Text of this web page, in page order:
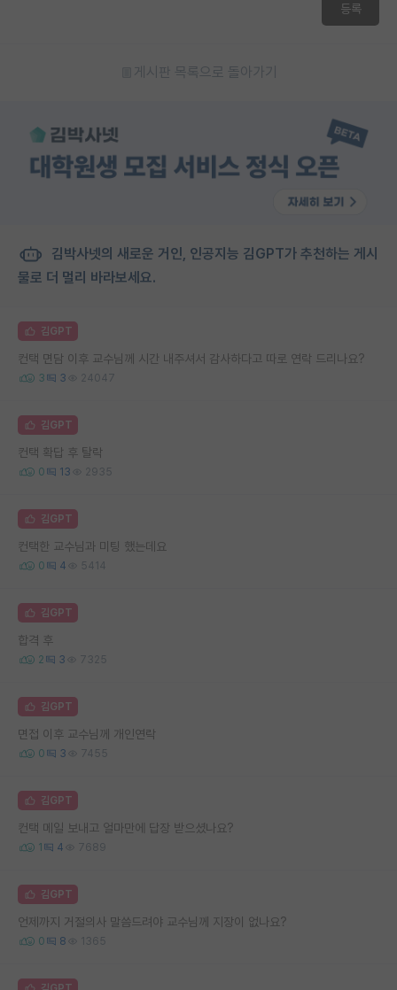
등록
게시판 목록으로 돌아가기
김박사넷의 새로운 거인, 인공지능 김GPT가 추천하는 게시
물로 더 멀리 바라보세요.
김GPT
컨택 면담 이후 교수님께 시간 내주셔서 감사하다고 따로 연락 드리나요?
3 3 24047
김GPT
컨택 확답 후 탈락
0 13 2935
김GPT
컨택한 교수님과 미팅 했는데요
0 4 5414
김GPT
합격 후
2 3 7325
김GPT
면접 이후 교수님께 개인연락
0 3 7455
김GPT
컨택 메일 보내고 얼마만에 답장 받으셨나요?
1 4 7689
김GPT
언제까지 거절의사 말씀드려야 교수님께 지장이 없나요?
0 8 1365